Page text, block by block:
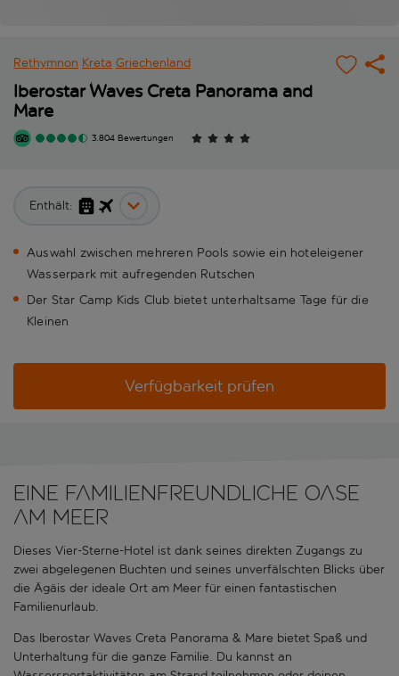
Rethymnon Kreta Griechenland
Iberostar Waves Creta Panorama and
Mare
3.804 Bewertungen
Enthält:
Auswahl zwischen mehreren Pools sowie ein hoteleigener
Wasserpark mit aufregenden Rutschen
Der Star Camp Kids Club bietet unterhaltsame Tage für die
Kleinen
Verfügbarkeit prüfen
Eine familienfreundliche Oase
am Meer
Dieses Vier-Sterne-Hotel ist dank seines direkten Zugangs zu
zwei abgelegenen Buchten und seines unverfälschten Blicks über
die Ägäis der ideale Ort am Meer für einen fantastischen
Familienurlaub.
Das Iberostar Waves Creta Panorama & Mare bietet Spaß und
Unterhaltung für die ganze Familie. Du kannst an